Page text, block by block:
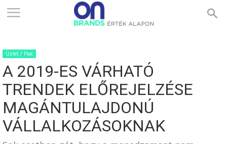
ONBRANDS
–
ÉRTÉK
ALAPON
Üzlet / Piac
A 2019-ES VÁRHATÓ
TRENDEK ELŐREJELZÉSE
MAGÁNTULAJDONÚ
VÁLLALKOZÁSOKNAK